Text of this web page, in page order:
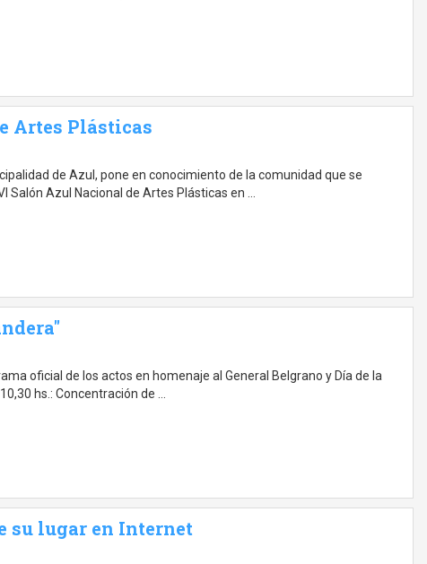
Artes Plásticas
de Azul, pone en conocimiento de la comunidad que se
Azul Nacional de Artes Plásticas en …
oficial de los actos en homenaje al General Belgrano y Día de la
hs.: Concentración de …
su lugar en Internet